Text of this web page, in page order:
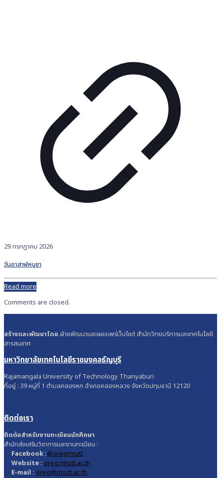
29 กรกฎาคม 2026
วันอาสาฬหบูชา
Read more
Comments are closed.
สร้างและพัฒนาโดย.ฝ่ายพัฒนาและเผยแพร่เว็บไซต์ สำนักวิทยบริการและเทคโนโลยี
สารสนเทศ
มหาวิทยาลัยเทคโนโลยีราชมงคลธัญบุรี
Rajamangala University of Technology Thanyaburi
ที่อยู่ : 39 หมู่ที่ 1 ตำบลคลองหก อำเภอคลองหลวง จังหวัดปทุมธานี 12120
ติดต่อเรา
ติดต่อสำหรับงานทะเบียนนักศึกษา
สำนักส่งเสริมวิชาการและงานทะเบียน :
Facebook :@oregrmutt
Website : oreg.rmutt.ac.th
E-mail : oreg@rmutt.ac.th